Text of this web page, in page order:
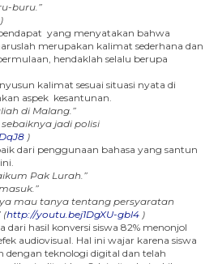
buru.”
)
yang menyatakan bahwa
merupakan kalimat sederhana dan
hendaklah selalu berupa
kalimat sesuai situasi nyata di
aspek kesantunan.
di Malang.”
jadi polisi
)
dari penggunaan bahasa yang santun
Pak Lurah.”
tanya tentang persyaratan
(http://youtu.bej1DgXU-gbl4 )
hasil konversi siswa 82% menonjol
audiovisual. Hal ini wajar karena siswa
teknologi digital dan telah